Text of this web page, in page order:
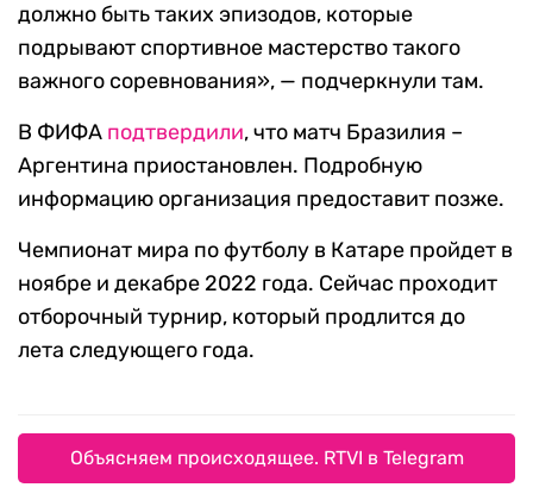
должно быть таких эпизодов, которые
подрывают спортивное мастерство такого
важного соревнования», — подчеркнули там.
В ФИФА подтвердили, что матч Бразилия –
Аргентина приостановлен. Подробную
информацию организация предоставит позже.
Чемпионат мира по футболу в Катаре пройдет в
ноябре и декабре 2022 года. Сейчас проходит
отборочный турнир, который продлится до
лета следующего года.
Объясняем происходящее. RTVI в Telegram